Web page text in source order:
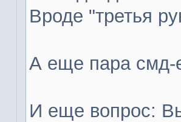
Вроде "третья
А еще пара смд-
И еще вопрос: